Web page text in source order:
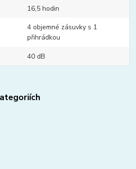
16,5 hodin
4 objemné zásuvky s 1
přihrádkou
40 dB